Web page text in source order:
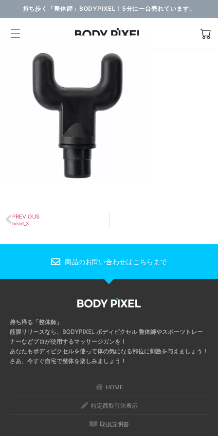
持ち歩く「整体師」BODYPIXEL！5分に一台売れています。
PREVIOUS
head_3
商品のお問い合わせはこちらまで
持ち帰る「整体師」
筋膜リリースなら、BODYPIXEL ボディピクセル 整体師やスポーツトレー
ナーなどプロが使用するマッサージガンを！
あなたもボディピクセルを使って体の気になる部位に刺激を与えましょう！
さあ、今すぐ自宅で整体を楽しみましょう！
HOME
特定商取引法表示
取扱説明書